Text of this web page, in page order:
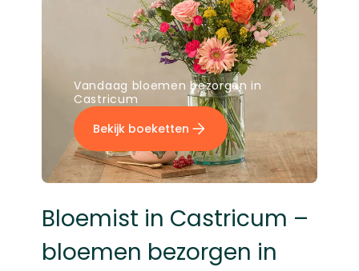
Bloemist in Castricum –
bloemen bezorgen in
Vandaag bloemen bezorgen in
Castricum
Bekijk boeketten